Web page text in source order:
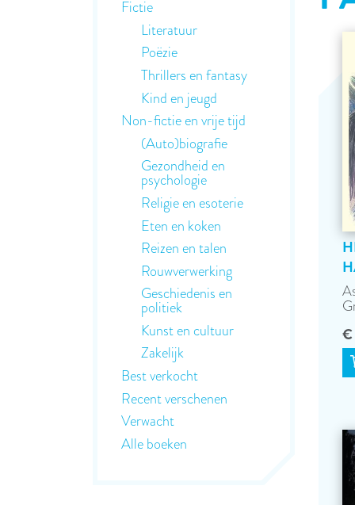
€
Fictie
Literatuur
Poëzie
Thrillers en fantasy
Kind en jeugd
Non-fictie en vrije tijd
(Auto)biografie
Gezondheid en
psychologie
Religie en esoterie
Eten en koken
Reizen en talen
Rouwverwerking
Geschiedenis en
politiek
Kunst en cultuur
Zakelijk
Best verkocht
Recent verschenen
Verwacht
Alle boeken